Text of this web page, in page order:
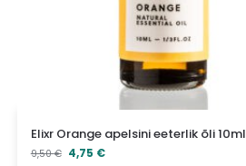
Elixr Orange apelsini eeterlik õli 10ml
9,50€ 4,75 €